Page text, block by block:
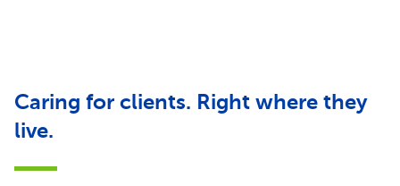
Caring for clients. Right where they
live.